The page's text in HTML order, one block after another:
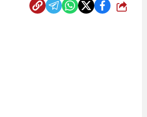
شارك